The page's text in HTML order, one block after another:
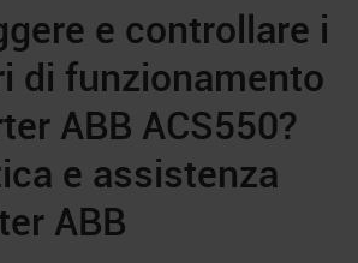
e controllare i
di funzionamento
ABB ACS550?
e assistenza
ABB